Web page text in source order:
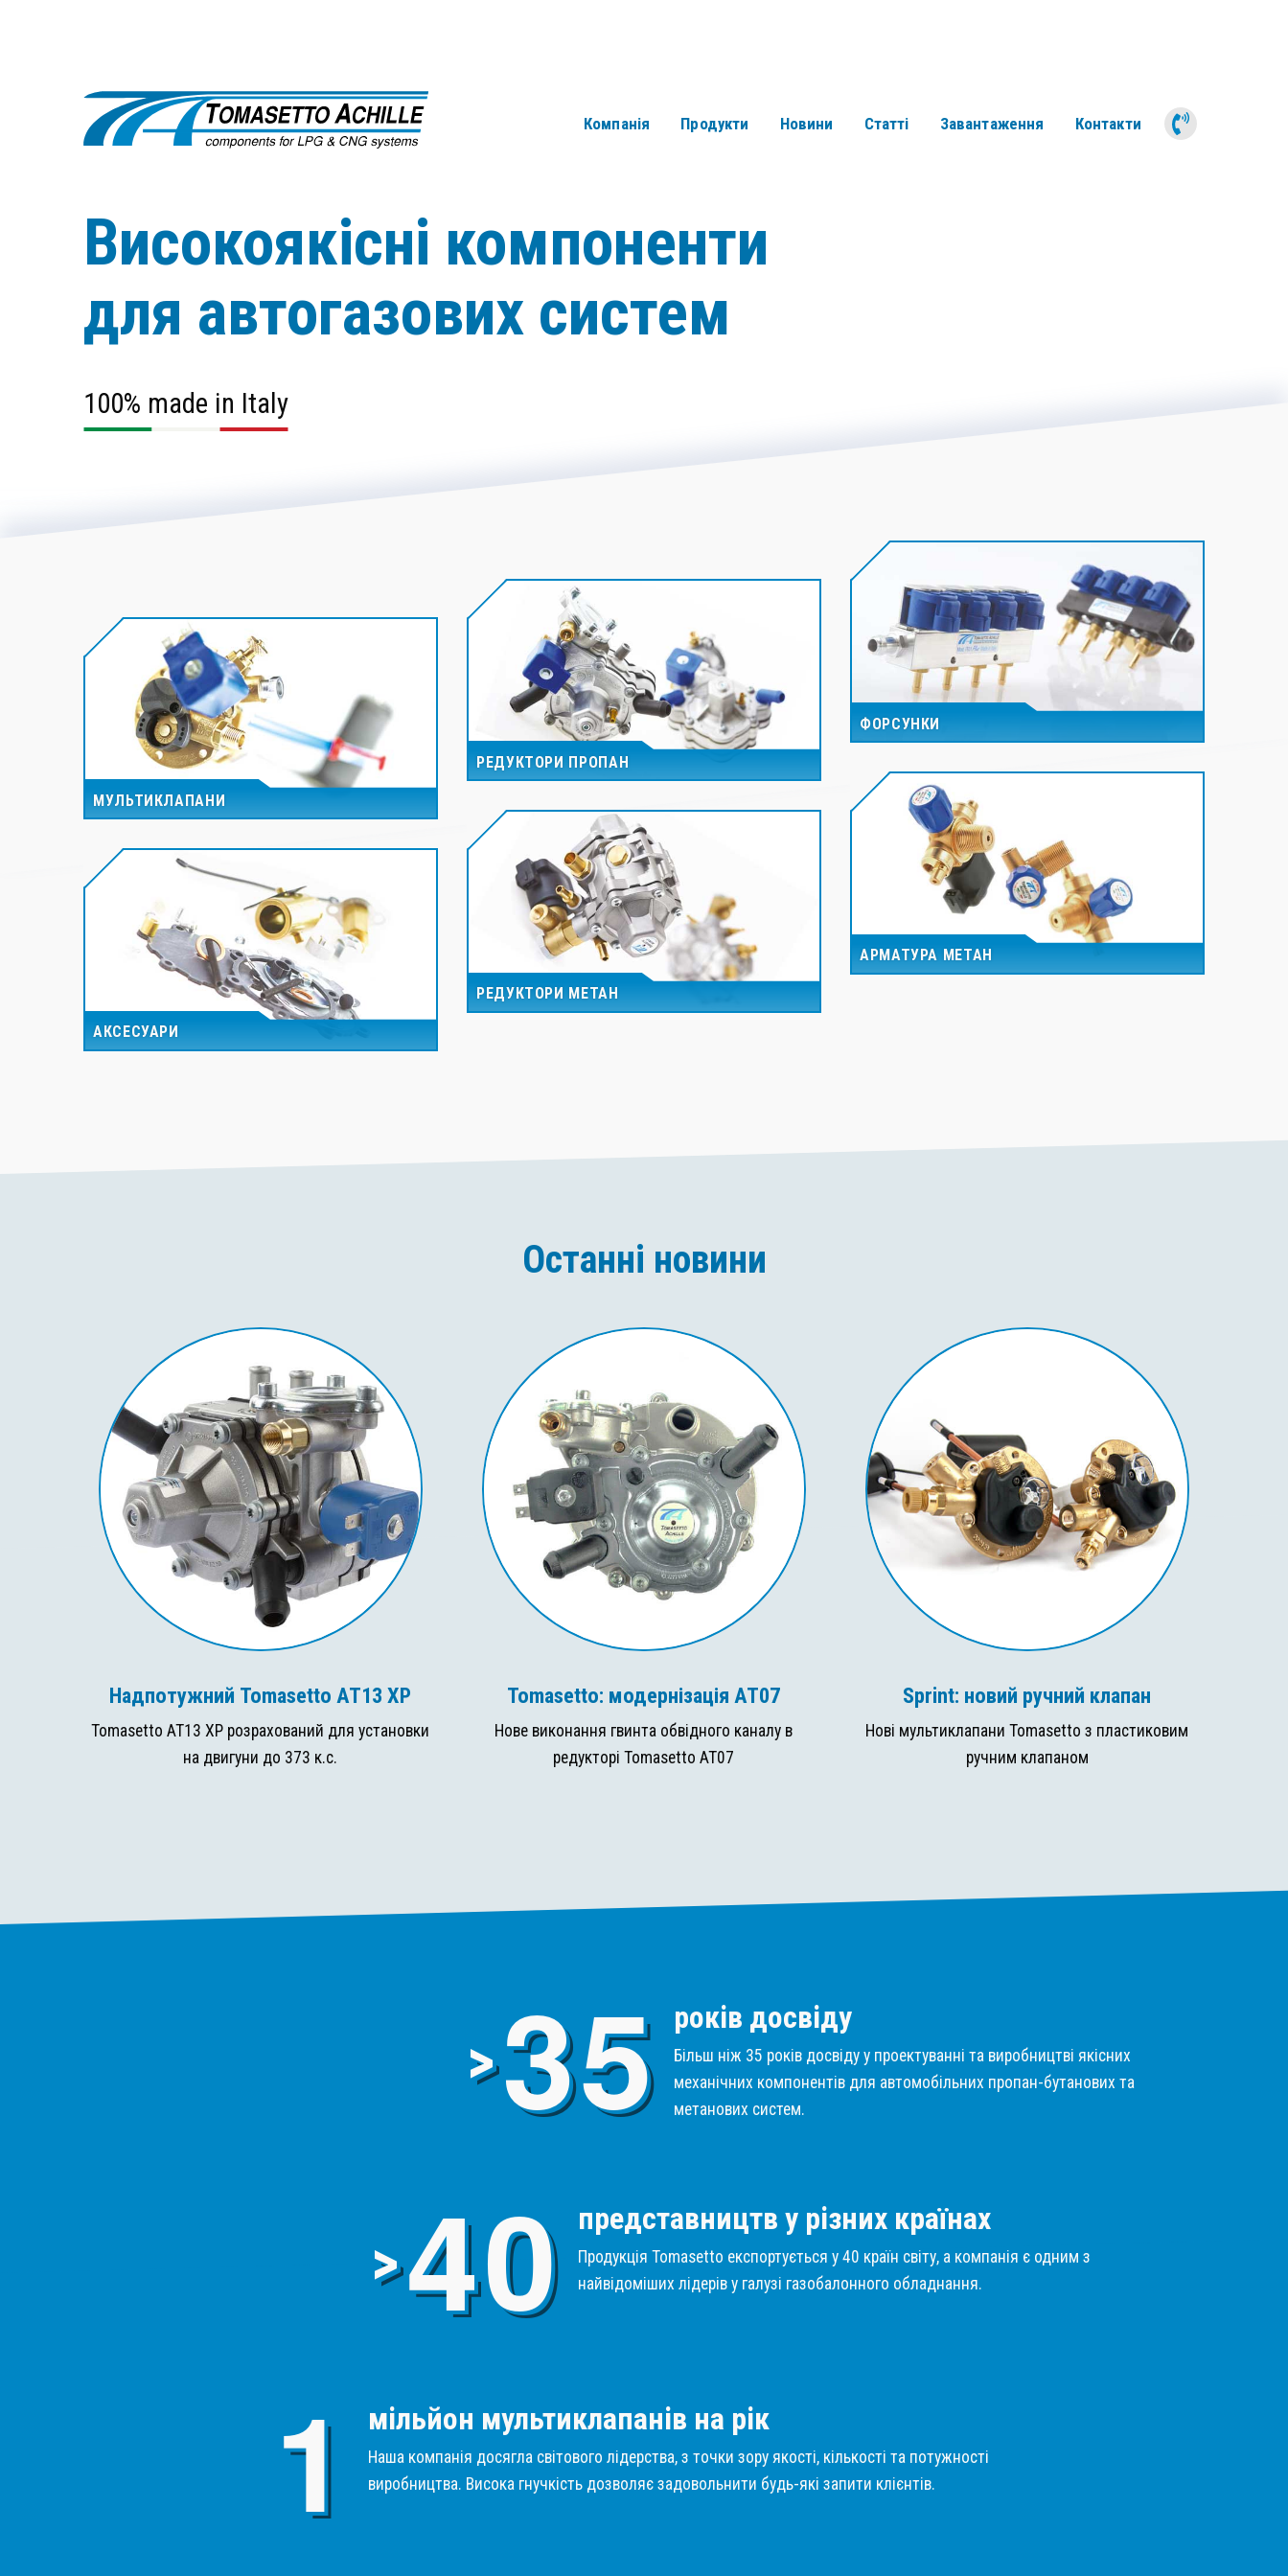
Компанія Продукти Новини Статті Завантаження Контакти
Високоякісні компоненти
для автогазових систем
100% made in Italy
МУЛЬТИКЛАПАНИ
РЕДУКТОРИ ПРОПАН
ФОРСУНКИ
АКСЕСУАРИ
РЕДУКТОРИ МЕТАН
АРМАТУРА МЕТАН
Останні новини
Надпотужний Tomasetto AT13 XP
Tomasetto AT13 XP розрахований для установки
на двигуни до 373 к.с.
Tomasetto: модернізація AT07
Нове виконання гвинта обвідного каналу в
редукторі Tomasetto AT07
Sprint: новий ручний клапан
Нові мультиклапани Tomasetto з пластиковим
ручним клапаном
>3
5
років досвіду
Більш ніж 35 років досвіду у проектуванні та виробництві якісних
механічних компонентів для автомобільних пропан-бутанових та
метанових систем.
>4
0
представництв у різних країнах
Продукція Tomasetto експортується у 40 країн світу, а компанія є одним з
найвідоміших лідерів у галузі газобалонного обладнання.
1
мільйон мультиклапанів на рік
Наша компанія досягла світового лідерства, з точки зору якості, кількості та потужності
виробництва. Висока гнучкість дозволяє задовольнити будь-які запити клієнтів.